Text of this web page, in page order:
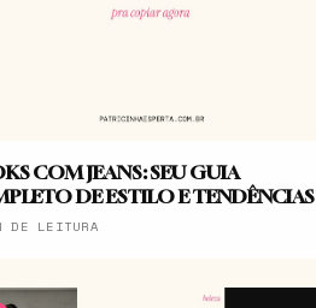
COM JEANS: SEU GUIA
DE ESTILO E TENDÊNCIAS
DE LEITURA